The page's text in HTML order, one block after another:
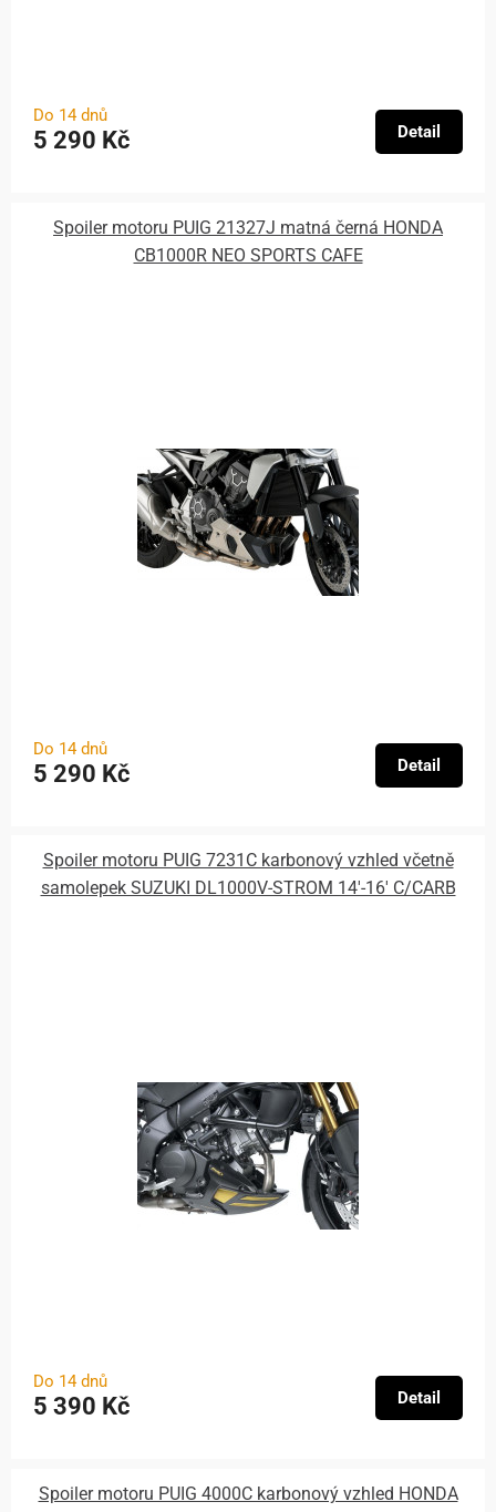
Do 14 dnů
5 290 Kč Detail
Spoiler motoru PUIG 21327J matná černá HONDA
CB1000R NEO SPORTS CAFE
Do 14 dnů
5 290 Kč Detail
Spoiler motoru PUIG 7231C karbonový vzhled včetně
samolepek SUZUKI DL1000V-STROM 14'-16' C/CARB
Do 14 dnů
5 390 Kč Detail
Spoiler motoru PUIG 4000C karbonový vzhled HONDA